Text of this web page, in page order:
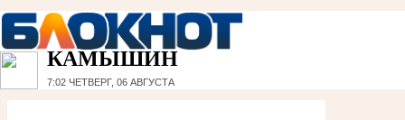
КАМЫШИН
7:02 ЧЕТВЕРГ, 06 АВГУСТА